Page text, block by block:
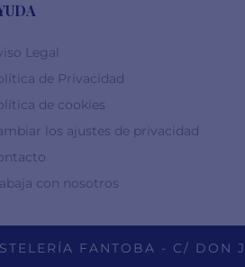
Legal
de Privacidad
de cookies
los ajustes de privacidad
con nosotros
FANTOBA - C/ DON